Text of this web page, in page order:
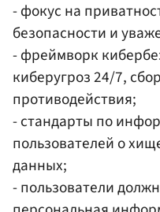
- фокус на
безопасности и
- фреймворк
киберугроз 24/7,
противодействия;
- стандарты по
пользователей о
данных;
- пользователи